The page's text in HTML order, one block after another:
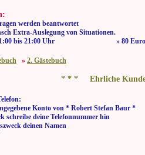
werden beantwortet
Extra-Auslegung von Situationen.
von 11:00 bis 21:00 Uhr » 80 Euro
» 2. Gästebuch
* * * Ehrliche
Konto von * Robert Stefan Baur *
deine Telefonnummer hin
deinen Namen